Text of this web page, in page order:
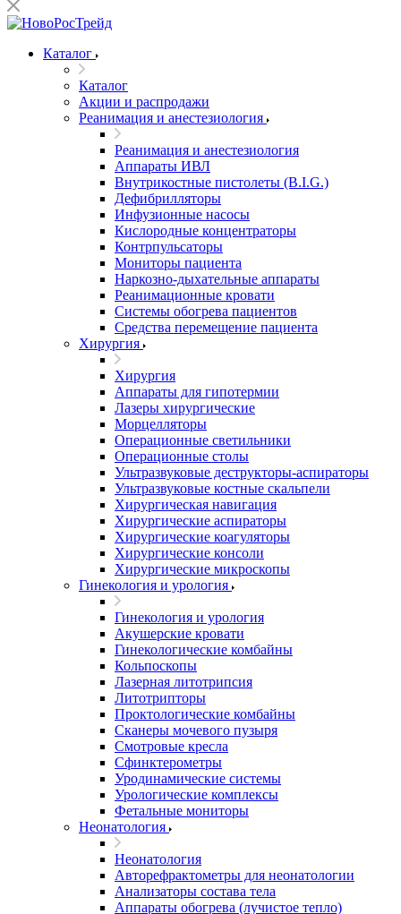
Каталог
Каталог
Акции и распродажи
Реанимация и анестезиология
Реанимация и анестезиология
Аппараты ИВЛ
Внутрикостные пистолеты (B.I.G.)
Дефибрилляторы
Инфузионные насосы
Кислородные концентраторы
Контрпульсаторы
Мониторы пациента
Наркозно-дыхательные аппараты
Реанимационные кровати
Системы обогрева пациентов
Средства перемещение пациента
Хирургия
Хирургия
Аппараты для гипотермии
Лазеры хирургические
Морцелляторы
Операционные светильники
Операционные столы
Ультразвуковые деструкторы-аспираторы
Ультразвуковые костные скальпели
Хирургическая навигация
Хирургические аспираторы
Хирургические коагуляторы
Хирургические консоли
Хирургические микроскопы
Гинекология и урология
Гинекология и урология
Акушерские кровати
Гинекологические комбайны
Кольпоскопы
Лазерная литотрипсия
Литотрипторы
Проктологические комбайны
Сканеры мочевого пузыря
Смотровые кресла
Сфинктерометры
Уродинамические системы
Урологические комплексы
Фетальные мониторы
Неонатология
Неонатология
Авторефрактометры для неонатологии
Анализаторы состава тела
Аппараты обогрева (лучистое тепло)